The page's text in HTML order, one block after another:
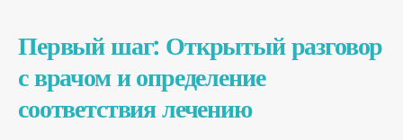
Первый шаг: Открытый разговор
с врачом и определение
соответствия лечению